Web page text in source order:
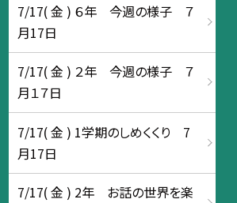
7/17( 金 ) ６年 今週の様子 ７
月17日
7/17( 金 ) ２年 今週の様子 ７
月１７日
7/17( 金 ) 1学期のしめくくり 7
月17日
7/17( 金 ) 2年 お話の世界を楽